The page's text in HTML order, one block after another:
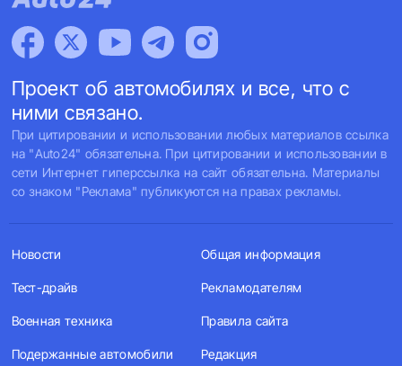
Проект об автомобилях и все, что с
ними связано.
При цитировании и использовании любых материалов ссылка
на "Auto24" обязательна. При цитировании и использовании в
сети Интернет гиперссылка на сайт обязательна. Материалы
со знаком "Реклама" публикуются на правах рекламы.
Новости
Тест-драйв
Военная техника
Подержанные автомобили
Общая информация
Рекламодателям
Правила сайта
Редакция